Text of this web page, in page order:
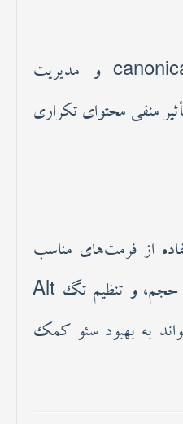
با استفاده از تگ canonical و مدیریت
منفی محتوای تکراری
از فرمت‌های مناسب
(مانند WebP)، کاهش حجم، و تنظیم تگ Alt
به بهبود سئو کمک